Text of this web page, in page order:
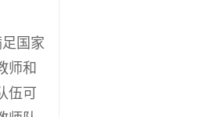
国家
师和
伍可